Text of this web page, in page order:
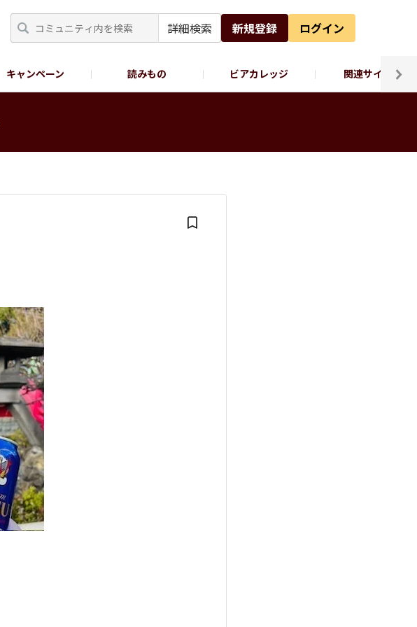
詳細検索 新規登録 ログイン
キャンペーン 読みもの ビアカレッジ 関連サイト